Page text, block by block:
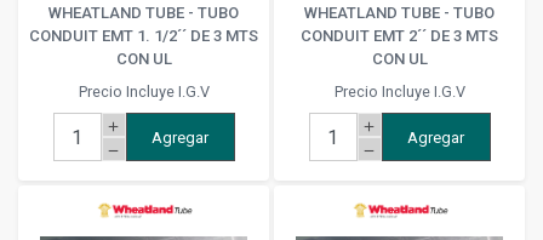
WHEATLAND TUBE - TUBO
CONDUIT EMT 1. 1/2´´ DE 3 MTS
CON UL
Precio Incluye I.G.V
add
remove
Agregar
WHEATLAND TUBE - TUBO
CONDUIT EMT 2´´ DE 3 MTS
CON UL
Precio Incluye I.G.V
add
remove
Agregar